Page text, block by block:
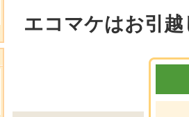
エコマケはお引